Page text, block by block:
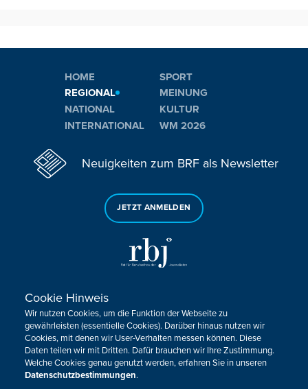
HOME
REGIONAL
NATIONAL
INTERNATIONAL
SPORT
MEINUNG
KULTUR
WM 2026
Neuigkeiten zum BRF als Newsletter
JETZT ANMELDEN
Sie haben noch Fragen oder Anmerkungen?
KONTAKTIEREN SIE UNS!
Impressum Datenschutz Kontakt
Barrierefreiheit
Cookie-Zustimmung anpassen
Cookie Hinweis
Wir nutzen Cookies, um die Funktion der Webseite zu
gewährleisten (essentielle Cookies). Darüber hinaus nutzen wir
Cookies, mit denen wir User-Verhalten messen können. Diese
Daten teilen wir mit Dritten. Dafür brauchen wir Ihre Zustimmung.
Welche Cookies genau genutzt werden, erfahren Sie in unseren
Datenschutzbestimmungen.